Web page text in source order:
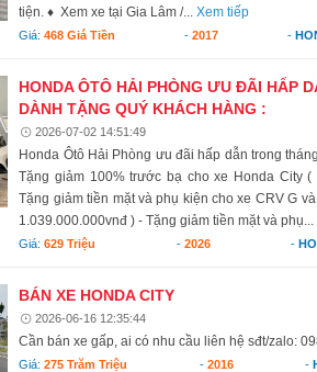
tiện. ♦ Xem xe tại Gia Lâm /...Xem tiếp
Giá:468 Giá Tiền -2017 -
HONDA ÔTÔ HẢI PHÒNG ƯU ĐÃI HẤP
DÀNH TẶNG QUÝ KHÁCH HÀNG :
2026-07-02 14:51:49
Honda Ôtô Hải Phòng ưu đãi hấp dẫn trong
Tặng giảm 100% trước bạ cho xe Honda City (
Tặng giảm tiền mặt và phụ kiện cho xe CRV G
1.039.000.000vnđ ) - Tặng giảm tiền mặt và phụ...
Giá:629 Triệu - 2026 -
BÁN XE HONDA CITY
2026-06-16 12:35:44
Cần bán xe gấp, ai có nhu cầu liên hệ sđt/zalo:
Giá:275 Trăm Triệu - 2016 -